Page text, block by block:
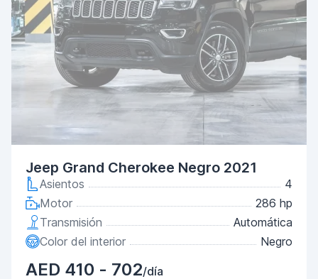
Jeep Grand Cherokee Negro 2021
Asientos
4
Motor
286 hp
Transmisión
Automática
Color del interior
Negro
AED 410 - 702/día